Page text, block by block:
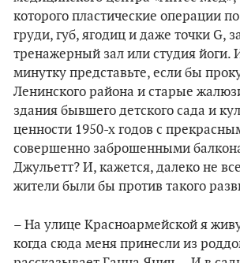
которого пластические операции
груди, губ, ягодиц и даже точки G,
тренажерный зал или студия йоги.
минутку представьте, если бы
Ленинского района и старые
здания бывшего детского сада и
ценности 1950-х годов с
совершенно заброшенными
Джульетт? И, кажется, далеко не
жители были бы против такого
– На улице Красноармейской я
когда сюда меня принесли из